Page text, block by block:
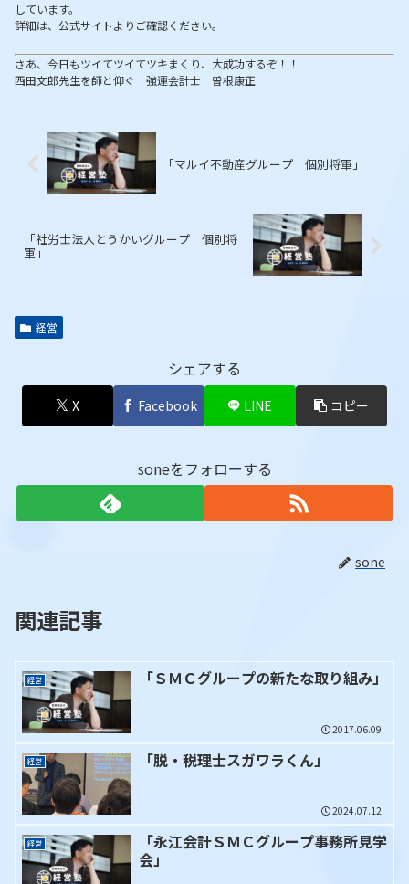
しています。
詳細は、公式サイトよりご確認ください。
さあ、今日もツイてツイてツキまくり、大成功するぞ！！
西田文郎先生を師と仰ぐ 強運会計士 曽根康正
「マルイ不動産グループ 個別将軍」
「社労士法人とうかいグループ 個別将
軍」
経営
シェアする
X Facebook LINE コピー
soneをフォローする
sone
関連記事
経営 「ＳＭＣグループの新たな取り組み」
2017.06.09
経営 「脱・税理士スガワラくん」
2024.07.12
経営
「永江会計ＳＭＣグループ事務所見学
会」